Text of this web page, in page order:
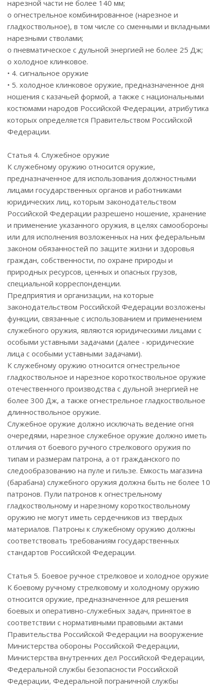
нарезной части не более 140 мм;
o огнестрельное комбинированное (нарезное и
гладкоствольное), в том числе со сменными и вкладными
нарезными стволами;
o пневматическое с дульной энергией не более 25 Дж;
o холодное клинковое.
• 4. сигнальное оружие
• 5. холодное клинковое оружие, предназначенное дня
ношения с казачьей формой, а также с национальными
костюмами народов Российской Федерации, атрибутика
которых определяется Правительством Российской
Федерации.
Статья 4. Служебное оружие
К служебному оружию относится оружие,
предназначенное для использования должностными
лицами государственных органов и работниками
юридических лиц, которым законодательством
Российской Федерации разрешено ношение, хранение
и применение указанного оружия, в целях самообороны
или для исполнения возложенных на них федеральным
законом обязанностей по защите жизни и здоровья
граждан, собственности, по охране природы и
природных ресурсов, ценных и опасных грузов,
специальной корреспонденции.
Предприятия и организации, на которые
законодательством Российской Федерации возложены
функции, связанные с использованием и применением
служебного оружия, являются юридическими лицами с
особыми уставными задачами (далее - юридические
лица с особыми уставными задачами).
К служебному оружию относится огнестрельное
гладкоствольное и нарезное короткоствольное оружие
отечественного производства с дульной энергией не
более 300 Дж, а также огнестрельное гладкоствольное
длинноствольное оружие.
Служебное оружие должно исключать ведение огня
очередями, нарезное служебное оружие должно иметь
отличия от боевого ручного стрелкового оружия по
типам и размерам патрона, а от гражданского по
следообразованию на пуле и гильзе. Емкость магазина
(барабана) служебного оружия должна быть не более 10
патронов. Пули патронов к огнестрельному
гладкоствольному и нарезному короткоствольному
оружию не могут иметь сердечников из твердых
материалов. Патроны к служебному оружию должны
соответствовать требованиям государственных
стандартов Российской Федерации.
Статья 5. Боевое ручное стрелковое и холодное оружие
К боевому ручному стрелковому и холодному оружию
относится оружие, предназначенное для решения
боевых и оперативно-служебных задач, принятое в
соответствии с нормативными правовыми актами
Правительства Российской Федерации на вооружение
Министерства обороны Российской Федерации,
Министерства внутренних дел Российской Федерации,
Федеральной службы безопасности Российской
Федерации, Федеральной пограничной службы